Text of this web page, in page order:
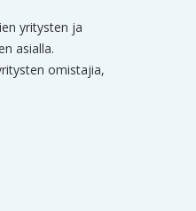
yritysten ja
asialla.
omistajia,